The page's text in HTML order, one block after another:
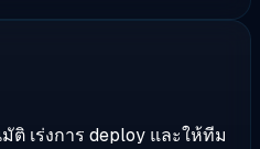
เร่งการ deploy และให้ทีม